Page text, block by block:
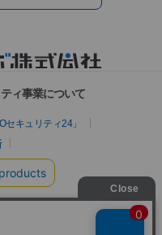
ィ事業について
キュリティ24」
byイエラエ）